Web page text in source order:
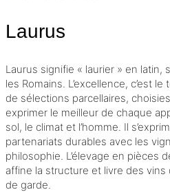
Laurus
Laurus signifie « laurier » en latin,
les Romains. L’excellence, c’est
de sélections parcellaires,
exprimer le meilleur de chaque
sol, le climat et l’homme. Il
partenariats durables avec les
philosophie. L’élevage en pièces
affine la structure et livre des
de garde.